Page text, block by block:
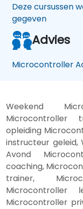
Deze cursussen
gegeven
Advies
Microcontroller
Weekend
Microcontroller
opleiding
instructeur geleid,
Avond
coaching,
trainer,
Microcontroller
Microcontroller